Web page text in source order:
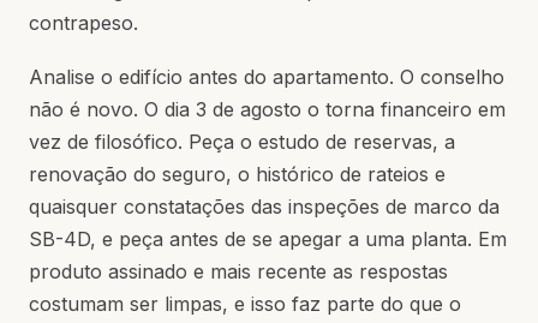
contrapeso.
Analise o edifício antes do apartamento. O conselho
não é novo. O dia 3 de agosto o torna financeiro em
vez de filosófico. Peça o estudo de reservas, a
renovação do seguro, o histórico de rateios e
quaisquer constatações das inspeções de marco da
SB-4D, e peça antes de se apegar a uma planta. Em
produto assinado e mais recente as respostas
costumam ser limpas, e isso faz parte do que o